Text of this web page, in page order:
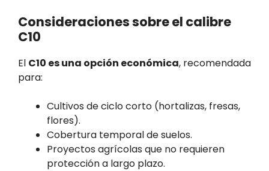
Consideraciones sobre el calibre
C10
El C10 es una opción económica, recomendada
para:
Cultivos de ciclo corto (hortalizas, fresas,
flores).
Cobertura temporal de suelos.
Proyectos agrícolas que no requieren
protección a largo plazo.